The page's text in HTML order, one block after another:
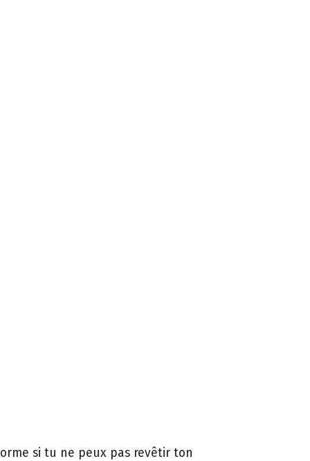
si tu ne peux pas revêtir ton